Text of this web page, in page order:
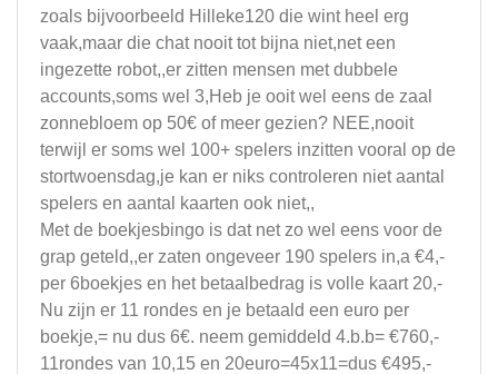
zoals bijvoorbeeld Hilleke120 die wint heel erg
vaak,maar die chat nooit tot bijna niet,net een
ingezette robot,,er zitten mensen met dubbele
accounts,soms wel 3,Heb je ooit wel eens de zaal
zonnebloem op 50€ of meer gezien? NEE,nooit
terwijl er soms wel 100+ spelers inzitten vooral op de
stortwoensdag,je kan er niks controleren niet aantal
spelers en aantal kaarten ook niet,,
Met de boekjesbingo is dat net zo wel eens voor de
grap geteld,,er zaten ongeveer 190 spelers in,a €4,-
per 6boekjes en het betaalbedrag is volle kaart 20,-
Nu zijn er 11 rondes en je betaald een euro per
boekje,= nu dus 6€. neem gemiddeld 4.b.b= €760,-
11rondes van 10,15 en 20euro=45x11=dus €495,-